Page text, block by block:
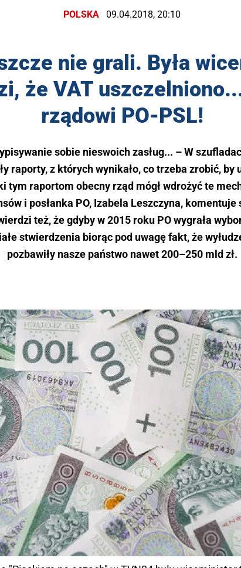
POLSKA 09.04.2018, 20:10
nie grali. Była
że VAT
rządowi PO-PSL!
sobie nieswoich zasług... – W
raporty, z których wynikało, co trzeba zrobić, by
tym raportom obecny rząd mógł wdrożyć te
i posłanka PO, Izabela Leszczyna, komentuje
też, że gdyby w 2015 roku PO wygrała
stwierdzenia biorąc pod uwagę fakt, że
pozbawiły nasze państwo nawet 200–250 mld zł.